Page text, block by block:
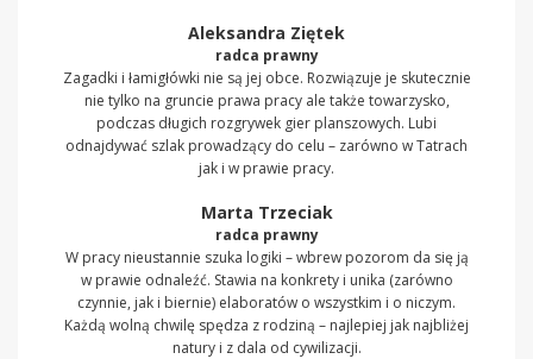
Aleksandra Ziętek
radca prawny
Zagadki i łamigłówki nie są jej obce. Rozwiązuje je skutecznie
nie tylko na gruncie prawa pracy ale także towarzysko,
podczas długich rozgrywek gier planszowych. Lubi
odnajdywać szlak prowadzący do celu – zarówno w Tatrach
jak i w prawie pracy.
Marta Trzeciak
radca prawny
W pracy nieustannie szuka logiki – wbrew pozorom da się ją
w prawie odnaleźć. Stawia na konkrety i unika (zarówno
czynnie, jak i biernie) elaboratów o wszystkim i o niczym.
Każdą wolną chwilę spędza z rodziną – najlepiej jak najbliżej
natury i z dala od cywilizacji.